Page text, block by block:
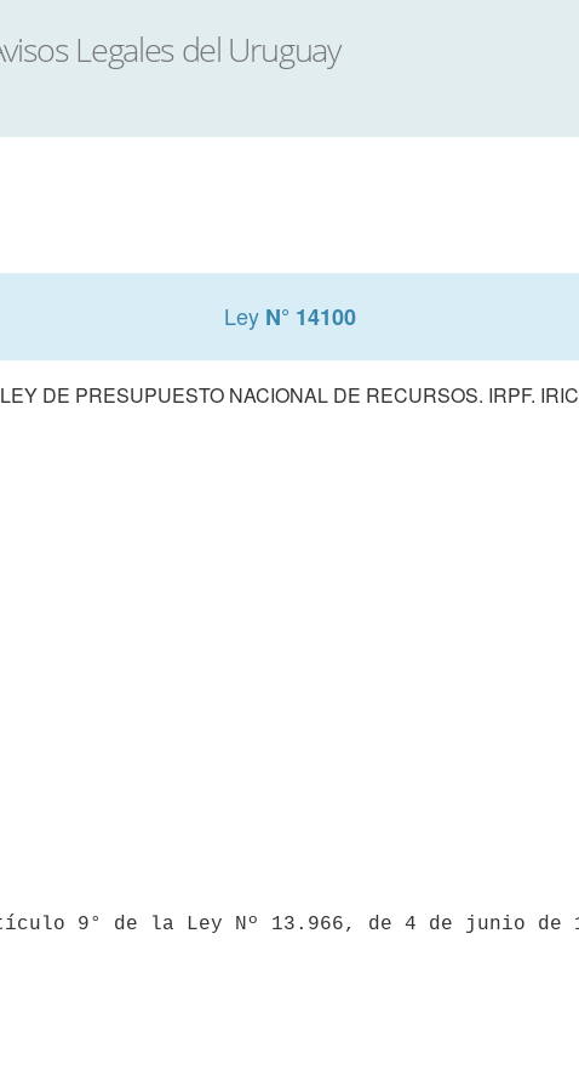
Ley N° 14100
LEY DE PRESUPUESTO NACIONAL DE RECURSOS. IRPF. IRIC